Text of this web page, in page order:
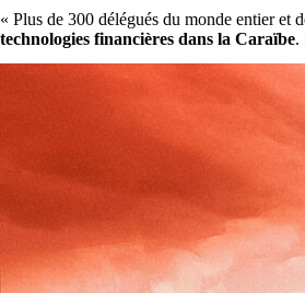
« Plus de 300 délégués du monde entier
technologies financières dans la Caraïbe.